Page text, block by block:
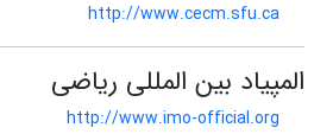
http://www.cecm.sfu.ca
المپیاد بین المللی ریاضی
http://www.imo-official.org